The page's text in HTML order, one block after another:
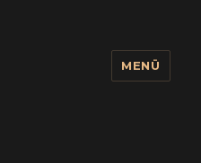
MENÜ